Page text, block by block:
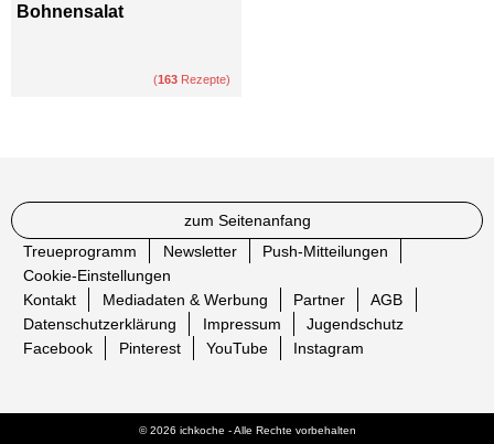
Bohnensalat
(163 Rezepte)
zum Seitenanfang
Treueprogramm
Newsletter
Push-Mitteilungen
Cookie-Einstellungen
Kontakt
Mediadaten & Werbung Partner
AGB
Datenschutzerklärung
Impressum
Jugendschutz
Facebook
Pinterest YouTube Instagram
© 2026 ichkoche - Alle Rechte vorbehalten